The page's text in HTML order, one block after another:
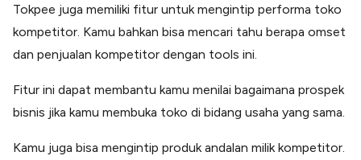
Tokpee juga memiliki fitur untuk mengintip performa toko
kompetitor. Kamu bahkan bisa mencari tahu berapa omset
dan penjualan kompetitor dengan tools ini.
Fitur ini dapat membantu kamu menilai bagaimana prospek
bisnis jika kamu membuka toko di bidang usaha yang sama.
Kamu juga bisa mengintip produk andalan milik kompetitor.